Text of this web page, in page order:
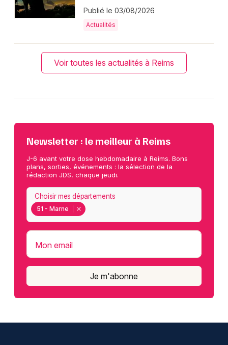
Publié le 03/08/2026
Actualités
Voir toutes les actualités à Reims
Newsletter : le meilleur à Reims
J-6 avant votre dose hebdomadaire à Reims. Bons
plans, sorties, événements : la sélection de la
rédaction JDS, chaque jeudi.
51 - Marne
Choisir mes départements
Mon email
Je m'abonne